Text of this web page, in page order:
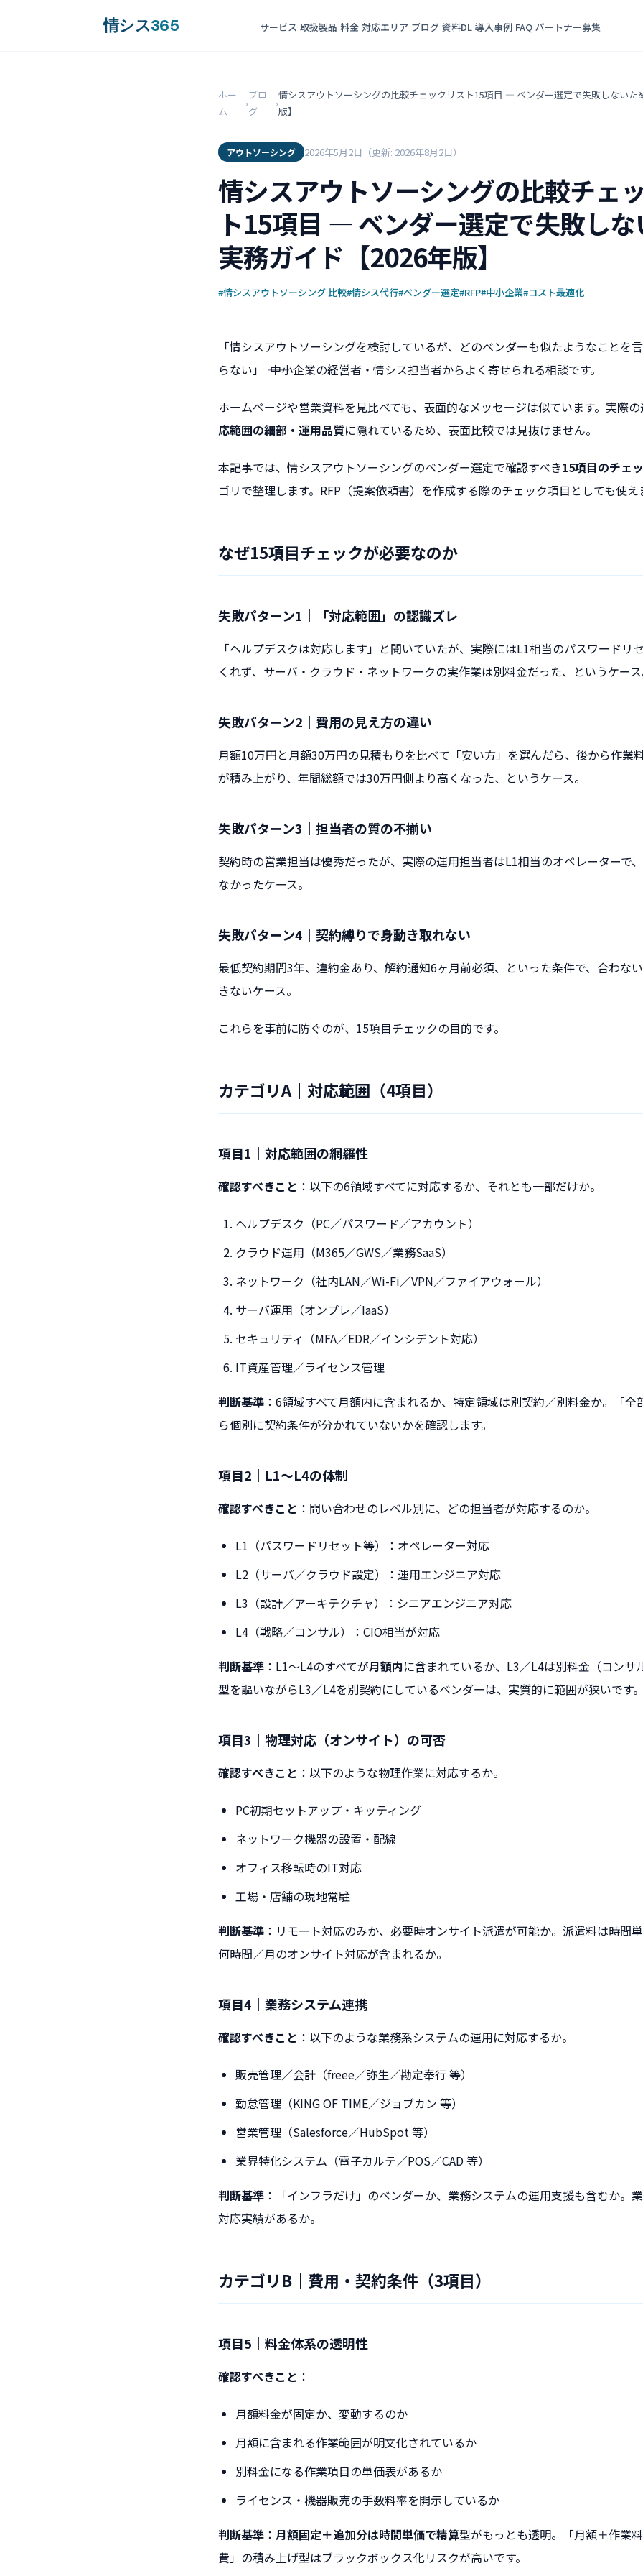
情シス365 サービス 取扱製品 料金 対応エリア ブログ 資料DL 導入事例 FAQ パートナー募集
ホー
ム
›
ブロ
グ
›
情シスアウトソーシングの比較チェックリスト15項目 ― ベンダー選定で失敗しないた
版】
アウトソーシング 2026年5月2日 （更新: 2026年8月2日）
情シスアウトソーシングの比較チェ
ト15項目 ― ベンダー選定で失敗し
実務ガイド【2026年版】
#情シスアウトソーシング 比較#情シス代行#ベンダー選定#RFP#中小企業#コスト最適化
「情シスアウトソーシングを検討しているが、どのベンダーも似たようなことを
らない」 ―― 中小企業の経営者・情シス担当者からよく寄せられる相談です。
ホームページや営業資料を見比べても、表面的なメッセージは似ています。実際
応範囲の細部・運用品質に隠れているため、表面比較では見抜けません。
本記事では、情シスアウトソーシングのベンダー選定で確認すべき15項目のチェ
ゴリで整理します。RFP（提案依頼書）を作成する際のチェック項目としても使え
なぜ15項目チェックが必要なのか
失敗パターン1｜「対応範囲」の認識ズレ
「ヘルプデスクは対応します」と聞いていたが、実際にはL1相当のパスワードリ
くれず、サーバ・クラウド・ネットワークの実作業は別料金だった、というケース
失敗パターン2｜費用の見え方の違い
月額10万円と月額30万円の見積もりを比べて「安い方」を選んだら、後から作業
が積み上がり、年間総額では30万円側より高くなった、というケース。
失敗パターン3｜担当者の質の不揃い
契約時の営業担当は優秀だったが、実際の運用担当者はL1相当のオペレーターで
なかったケース。
失敗パターン4｜契約縛りで身動き取れない
最低契約期間3年、違約金あり、解約通知6ヶ月前必須、といった条件で、合わな
きないケース。
これらを事前に防ぐのが、15項目チェックの目的です。
カテゴリA｜対応範囲（4項目）
項目1｜対応範囲の網羅性
確認すべきこと ：以下の6領域すべてに対応するか、それとも一部だけか。
ヘルプデスク（PC／パスワード／アカウント）
クラウド運用（M365／GWS／業務SaaS）
ネットワーク（社内LAN／Wi-Fi／VPN／ファイアウォール）
サーバ運用（オンプレ／IaaS）
セキュリティ（MFA／EDR／インシデント対応）
IT資産管理／ライセンス管理
判断基準 ：6領域すべて月額内に含まれるか、特定領域は別契約／別料金か。「全
ら個別に契約条件が分かれていないかを確認します。
項目2｜L1〜L4の体制
確認すべきこと ：問い合わせのレベル別に、どの担当者が対応するのか。
L1（パスワードリセット等）：オペレーター対応
L2（サーバ／クラウド設定）：運用エンジニア対応
L3（設計／アーキテクチャ）：シニアエンジニア対応
L4（戦略／コンサル）：CIO相当が対応
判断基準 ：L1〜L4のすべてが月額内に含まれているか、L3／L4は別料金（コンサ
型を謳いながらL3／L4を別契約にしているベンダーは、実質的に範囲が狭いです。
項目3｜物理対応（オンサイト）の可否
確認すべきこと ：以下のような物理作業に対応するか。
PC初期セットアップ・キッティング
ネットワーク機器の設置・配線
オフィス移転時のIT対応
工場・店舗の現地常駐
判断基準 ：リモート対応のみか、必要時オンサイト派遣が可能か。派遣料は時間
何時間／月のオンサイト対応が含まれるか。
項目4｜業務システム連携
確認すべきこと ：以下のような業務系システムの運用に対応するか。
販売管理／会計（freee／弥生／勘定奉行 等）
勤怠管理（KING OF TIME／ジョブカン 等）
営業管理（Salesforce／HubSpot 等）
業界特化システム（電子カルテ／POS／CAD 等）
判断基準 ：「インフラだけ」のベンダーか、業務システムの運用支援も含むか。
対応実績があるか。
カテゴリB｜費用・契約条件（3項目）
項目5｜料金体系の透明性
確認すべきこと ：
月額料金が固定か、変動するのか
月額に含まれる作業範囲が明文化されているか
別料金になる作業項目の単価表があるか
ライセンス・機器販売の手数料率を開示しているか
判断基準 ： 月額固定＋追加分は時間単価で精算型がもっとも透明。「月額＋作業
費」の積み上げ型はブラックボックス化リスクが高いです。